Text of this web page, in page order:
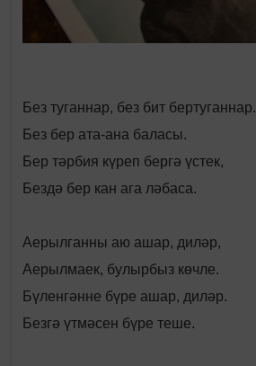
Без туганнар, без бит бертуганнар.
Без бер ата-ана баласы.
Бер тәрбия күреп бергә үстек,
Бездә бер кан ага ләбаса.
Аерылганны аю ашар, диләр,
Аерылмаек, булырбыз көчле.
Бүленгәнне бүре ашар, диләр.
Безгә үтмәсен бүре теше.